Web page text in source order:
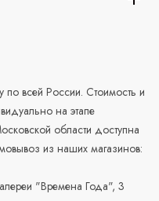
всей России. Стоимость и
на этапе
области доступна
из наших магазинов:
"Времена Года", 3